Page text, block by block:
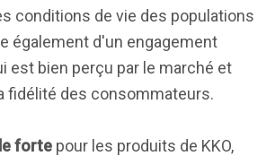
conditions de vie des populations
également d'un engagement
est bien perçu par le marché et
fidélité des consommateurs.
forte pour les produits de KKO,